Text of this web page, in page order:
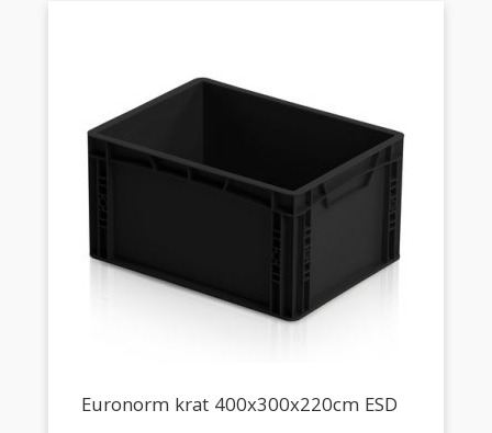
Euronorm krat 400x300x220cm ESD